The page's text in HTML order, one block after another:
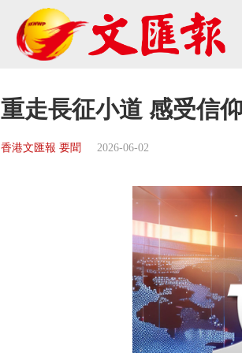
重走長征小道 感受信
香港文匯報 要聞 2026-06-02